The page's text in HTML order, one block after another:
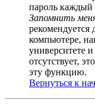
пароль каждый
Запомнить
рекомендуется
компьютере,
университете
отсутствует,
эту функцию.
Вернуться к